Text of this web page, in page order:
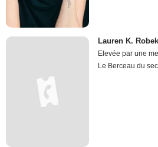
Lauren K. Robek
Elevée par une
Le Berceau du